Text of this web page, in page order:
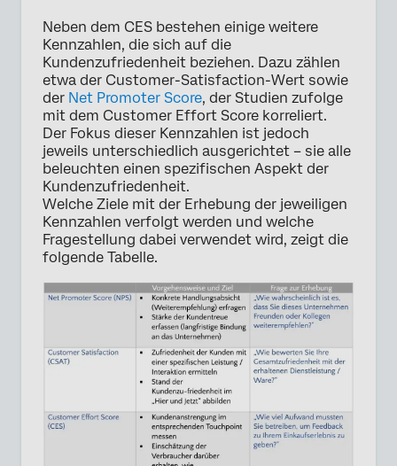
Neben dem CES bestehen einige weitere
Kennzahlen, die sich auf die
Kundenzufriedenheit beziehen. Dazu zählen
etwa der Customer-Satisfaction-Wert sowie
der Net Promoter Score, der Studien zufolge
mit dem Customer Effort Score korreliert.
Der Fokus dieser Kennzahlen ist jedoch
jeweils unterschiedlich ausgerichtet – sie alle
beleuchten einen spezifischen Aspekt der
Kundenzufriedenheit.
Welche Ziele mit der Erhebung der jeweiligen
Kennzahlen verfolgt werden und welche
Fragestellung dabei verwendet wird, zeigt die
folgende Tabelle.